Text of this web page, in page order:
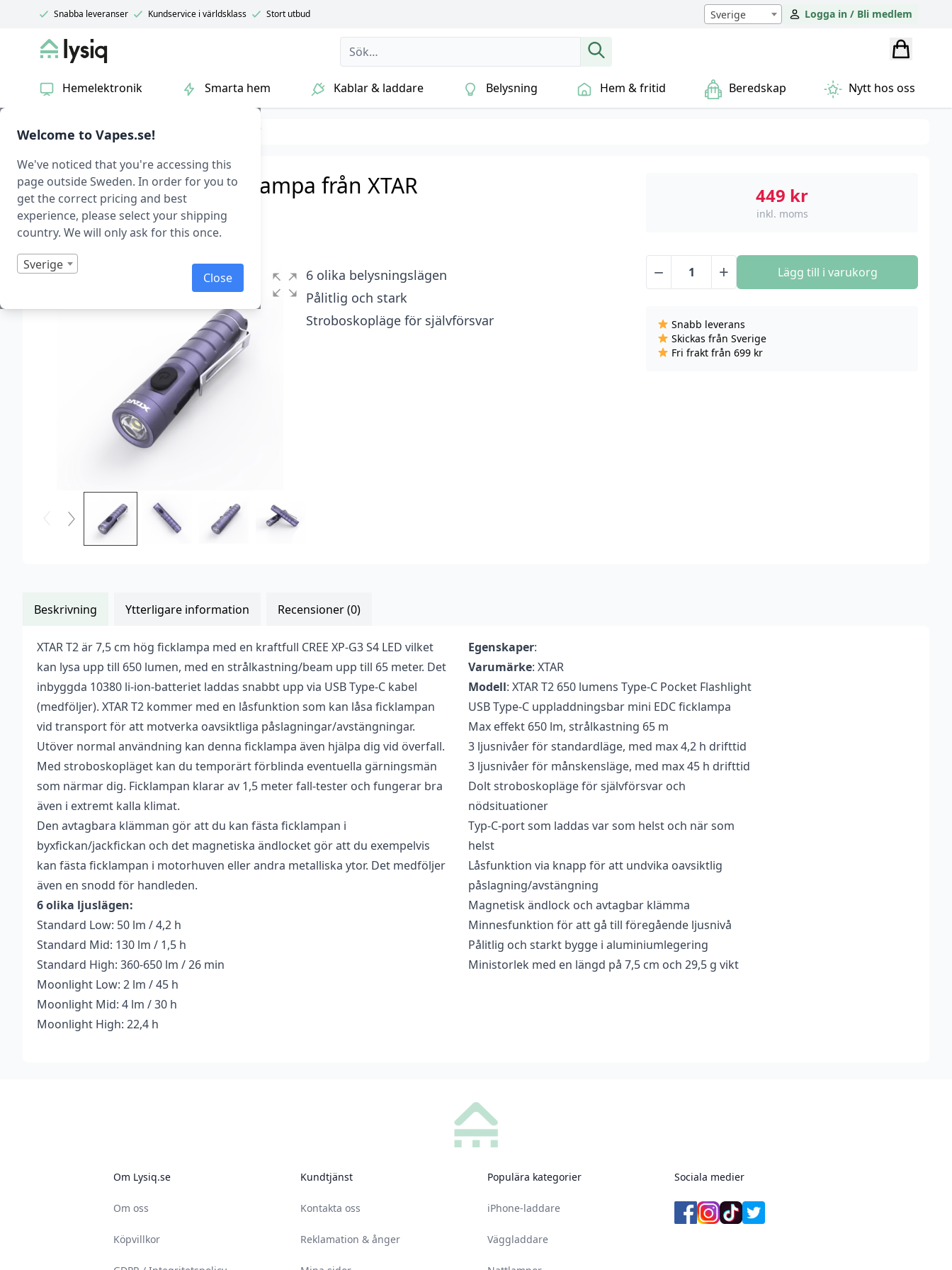
Welcome to Vapes.se!
We've noticed that you're accessing this
page outside Sweden. In order for you to
get the correct pricing and best
experience, please select your shipping
country. We will only ask for this once.
Sverige
Close
Snabba leveranser Kundservice i världsklass Stort utbud Sverige Logga in / Bli medlem
Lysiq
Hemelektronik Smarta hem Kablar & laddare Belysning Hem & fritid Beredskap Nytt hos oss
Belysning Ficklampor
Smidig 650 lumen ficklampa från XTAR
XTAR T2 Ficklampa|Art.nr: 1104
Betygsatt
1
på
0
I lager
6 olika belysningslägen
Pålitlig och stark
Stroboskopläge för självförsvar
449 kr
inkl. moms
−
XTAR
mängd
+ Lägg till i varukorg
Snabb leverans
Skickas från Sverige
Fri frakt från 699 kr
Beskrivning Ytterligare information Recensioner (0)
XTAR T2 är 7,5 cm hög ficklampa med en kraftfull CREE XP-G3 S4 LED vilket
kan lysa upp till 650 lumen, med en strålkastning/beam upp till 65 meter. Det
inbyggda 10380 li-ion-batteriet laddas snabbt upp via USB Type-C kabel
(medföljer). XTAR T2 kommer med en låsfunktion som kan låsa ficklampan
vid transport för att motverka oavsiktliga påslagningar/avstängningar.
Utöver normal användning kan denna ficklampa även hjälpa dig vid överfall.
Med stroboskopläget kan du temporärt förblinda eventuella gärningsmän
som närmar dig. Ficklampan klarar av 1,5 meter fall-tester och fungerar bra
även i extremt kalla klimat.
Den avtagbara klämman gör att du kan fästa ficklampan i
byxfickan/jackfickan och det magnetiska ändlocket gör att du exempelvis
kan fästa ficklampan i motorhuven eller andra metalliska ytor. Det medföljer
även en snodd för handleden.
6 olika ljuslägen:
Standard Low: 50 lm / 4,2 h
Standard Mid: 130 lm / 1,5 h
Standard High: 360-650 lm / 26 min
Moonlight Low: 2 lm / 45 h
Moonlight Mid: 4 lm / 30 h
Moonlight High: 22,4 h
Egenskaper:
Varumärke: XTAR
Modell: XTAR T2 650 lumens Type-C Pocket Flashlight
USB Type-C uppladdningsbar mini EDC ficklampa
Max effekt 650 lm, strålkastning 65 m
3 ljusnivåer för standardläge, med max 4,2 h drifttid
3 ljusnivåer för månskensläge, med max 45 h drifttid
Dolt stroboskopläge för självförsvar och
nödsituationer
Typ-C-port som laddas var som helst och när som
helst
Låsfunktion via knapp för att undvika oavsiktlig
påslagning/avstängning
Magnetisk ändlock och avtagbar klämma
Minnesfunktion för att gå till föregående ljusnivå
Pålitlig och starkt bygge i aluminiumlegering
Ministorlek med en längd på 7,5 cm och 29,5 g vikt
Vikt
0,102 kg
Dimensioner
85 × 23 × 115 mm
Ljusflöde
650 lm
Laddas via
USB-C (DC 5V)
Mått
14,8×75 mm
Recensioner
Det finns inga recensioner än.
Bli först med att recensera ”XTAR T2 Ficklampa”
Du måste varainloggadför att skriva en recension.
Om Lysiq.se
Om oss
Köpvillkor
Kundtjänst
Kontakta oss
Reklamation & ånger
Populära kategorier
iPhone-laddare
Väggladdare
Sociala medier